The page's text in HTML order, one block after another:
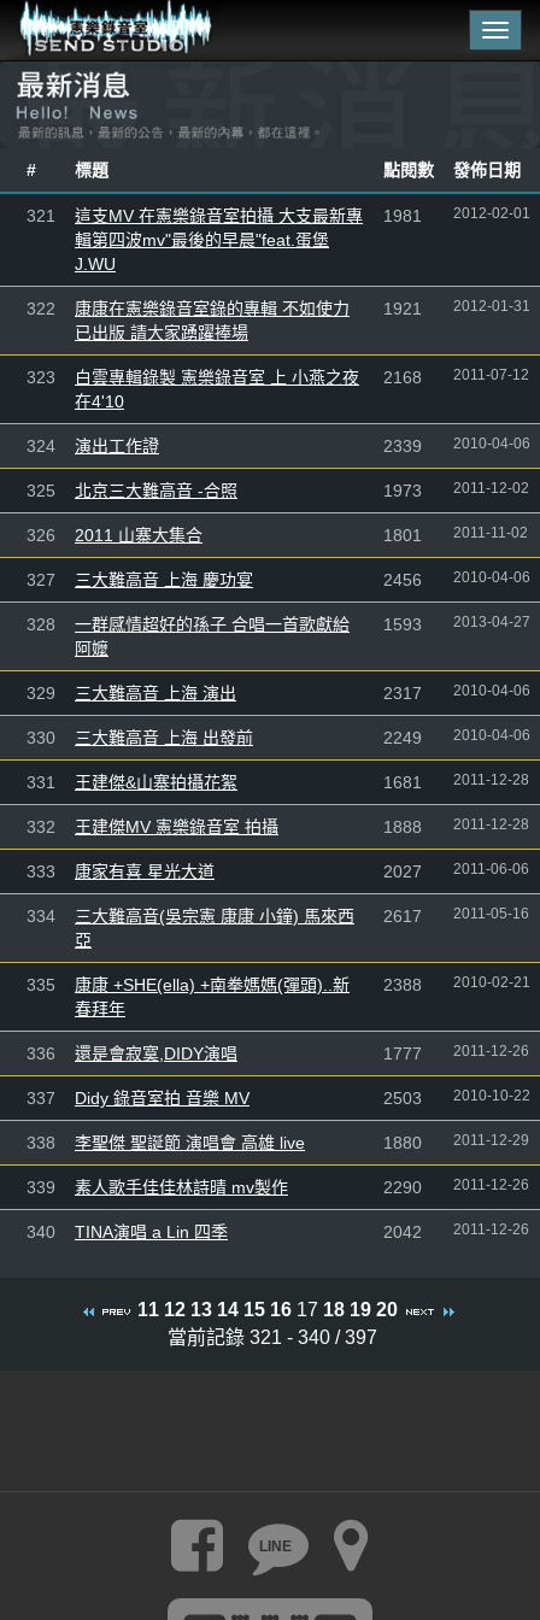
# 標題 點閱數 發佈日期
321
這支MV 在憲樂錄音室拍攝 大支最新專
輯第四波mv"最後的早晨"feat.蛋堡
J.WU
1981 2012-02-01
322
康康在憲樂錄音室錄的專輯 不如使力
已出版 請大家踴躍捧場
1921 2012-01-31
323
白雲專輯錄製 憲樂錄音室 上 小燕之夜
在4'10
2168 2011-07-12
324 演出工作證 2339 2010-04-06
325 北京三大難高音 -合照 1973 2011-12-02
326 2011 山寨大集合 1801 2011-11-02
327 三大難高音 上海 慶功宴 2456 2010-04-06
328
一群感情超好的孫子 合唱一首歌獻給
阿嬤
1593 2013-04-27
329 三大難高音 上海 演出 2317 2010-04-06
330 三大難高音 上海 出發前 2249 2010-04-06
331 王建傑&山寨拍攝花絮 1681 2011-12-28
332 王建傑MV 憲樂錄音室 拍攝 1888 2011-12-28
333 康家有喜 星光大道 2027 2011-06-06
334
三大難高音(吳宗憲 康康 小鐘) 馬來西
亞
2617 2011-05-16
335
康康 +SHE(ella) +南拳媽媽(彈頭)..新
春拜年
2388 2010-02-21
336 還是會寂寞,DIDY演唱 1777 2011-12-26
337 Didy 錄音室拍 音樂 MV 2503 2010-10-22
338 李聖傑 聖誕節 演唱會 高雄 live 1880 2011-12-29
339 素人歌手佳佳林詩晴 mv製作 2290 2011-12-26
340 TINA演唱 a Lin 四季 2042 2011-12-26
11 12 13 14 15 16 17 18 19 20
當前記錄 321 - 340 / 397
LINE